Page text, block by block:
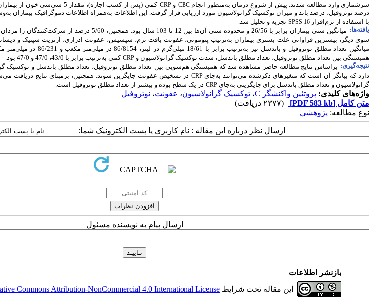
سرشماری وارد مطالعه شدند. پیش از شروع درمان به‌منظور انجامCBC وCRP
کمی (پس از کسب اجازه)، مقدار 5
درصد نوتروفیل، درصد باند و میزان توکسیک گرانولاسیون مورد ‌ارزیابی قرار گرفت. این اطلاعات به‌همراه اطلاعات دموگرافیک بیماران
با استفاده از نرم‌افزار SPSS 16 تجزیه ‌‌و‌ تحلیل شد.
یافته‌ها:
سوی ‌دیگر، بیشترین فراوانی علت بستری بیماران به‌ترتیب پنومونی، عفونت بافت نرم، سپسیس، عفونت ادراری، آرتریت سپتیک و
میانگین تعداد مطلق نوتروفیل و باندسل نیز به‌ترتیب برابر با 18/61‌ میلی‌گرم در لیتر، 86/8154 در
میلی‌متر مکعبو 86/231 در میلی‌متر
همبستگی بین تعداد مطلق نوتروفیل، تعداد مطلق باندسل، شدت توکسیک گرانولاسیون و CRP کمی به‌ترتیب برابر با 43/0، 47/0 و 47/0 بود.
نتیجه‌گیری: براساس نتایج مطالعه حاضر مشاهده شد که همبستگی هم‌سویی بین تعداد مطلق نوتروفیل، تعداد مطلق باندسل و توکسیک
دارد که بیانگر آن است که متغیرهای ذکرشده می‌توانند به‌جایCRP در تشخیص عفونت جایگزین شوند. همچنین، برمبنای نتایج دریافت
گرانولاسیون و تعداد مطلق باندسل برای جایگزینی به‌جای CRP در یک سطح بوده و بیشتر از تعداد مطلق نوتروفیل است.
واژه‌های کلیدی: پروتئین واکنشگر C ، توکسیک گرانولاسیون، عفونت، نوتروفیل
متن کامل [PDF 583 kb]
(۲۳۷۷ دریافت)
نوع مطالعه: پژوهشي |
ارسال نظر درباره این مقاله : نام کاربری یا پست الکترونیک شما:
ارسال پیام به نویسنده مسئول
بازنشر اطلاعات
این مقاله تحت شرایط Commons Attribution-NonCommercial 4.0 International License